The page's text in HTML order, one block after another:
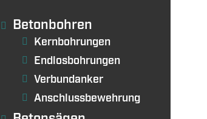
Betonbohren
Kernbohrungen
Endlosbohrungen
Verbundanker
Anschlussbewehrung